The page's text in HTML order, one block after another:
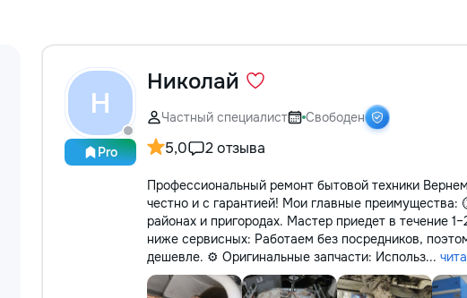
стиль, а защитная пленка на фары
защищает от повреждений. Мы
придерживаемся высоких
стандартов обслуживания,
используя передовые технологии.
Доверьте нам заботу о вашем
автомобиле, и он будет радовать
Н
Pro
Николай
Частный специалист Свободен
5,0 2 отзыва
Профессиональный ремонт бытовой техники
честно и с гарантией! Мои главные
районах и пригородах. Мастер приедет в течение
ниже сервисных: Работаем без посредников,
дешевле. ⚙️ Оригинальные запчасти: Использ...